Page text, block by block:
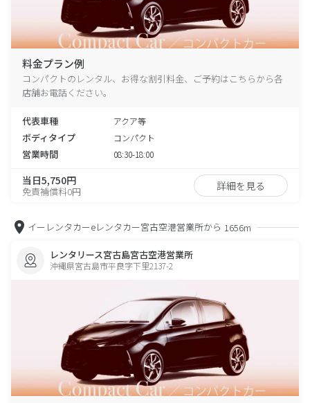
料金プラン例
コンパクトのレンタル、お得な割引料金、ご予約はこちらから各
店舗お電話ください。
代表車種 アクア等
ボディタイプ コンパクト
営業時間 08:30-18:00
当日5,750円
免責補償料0円 詳細を見る
イーレンタカーeレンタカー宮古空港営業所から 1656m
レンタリース宮古島宮古空港営業所
沖縄県宮古島市平良字下里2137-2